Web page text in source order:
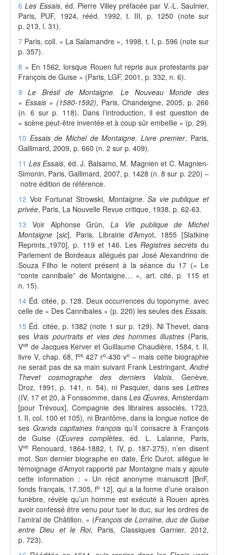
6 Les Essais, éd. Pierre Villey préfacée par V.-L. Saulnier,
Paris, PUF, 1924, rééd. 1992, t. III, p. 1250 (note sur
p. 213, l. 31).
7 Paris, coll. « La Salamandre », 1998, t. I, p. 596 (note sur
p. 357).
8 « En 1562, lorsque Rouen fut repris aux protestants par
François de Guise » (Paris, LGF, 2001, p. 332, n. 6).
9
Le Brésil de Montaigne. Le Nouveau Monde des
« Essais » (1580-1592), Paris, Chandeigne, 2005, p. 266
(n. 6 sur p. 118). Dans l’introduction, il est question de
« scène peut-être inventée et à coup sûr embellie » (p. 29).
10 Essais de Michel de Montaigne. Livre premier, Paris,
Gallimard, 2009, p. 660 (n. 2 sur p. 409).
11 Les Essais, éd. J. Balsamo, M. Magnien et C. Magnien-
Simonin, Paris, Gallimard, 2007, p. 1428 (n. 8 sur p. 220) –
notre édition de référence.
12 Voir Fortunat Strowski, Montaigne. Sa vie publique et
privée, Paris, La Nouvelle Revue critique, 1938, p. 62-63.
13 Voir Alphonse Grün, La Vie publique de Michel
Montaigne [sic], Paris, Librairie d’Amyot, 1855 [Slatkine
Reprints.,1970], p. 119 et 146. Les Registres secrets du
Parlement de Bordeaux allégués par José Alexandrino de
Souza Filho le notent présent à la séance du 17 (« Le
“conte cannibale” de Montaigne… », art. cité, p. 115 et
n. 15).
14 Éd. citée, p. 128. Deux occurrences du toponyme, avec
celle de « Des Cannibales » (p. 220) les seules des Essais.
15 Éd. citée, p. 1382 (note 1 sur p. 129). Ni Thevet, dans
ses Vrais pourtraits et vies des hommes illustres (Paris,
Vve de Jacques Kerver et Guillaume Chaudière, 1584, t. II,
livre V, chap. 68, fos 427 ro-430 vo – mais cette biographie
ne serait pas de sa main suivant Frank Lestringant,André
Thevet cosmographe des derniers Valois, Genève,
Droz, 1991, p. 141, n. 54), ni Pasquier, dans ses Lettres
(IV, 17 et 20, à Fonssomme, dans Les Œuvres, Amsterdam
[pour Trévoux], Compagnie des libraires associés, 1723,
t. II, col. 100 et 105), ni Brantôme, dans la longue notice de
ses Grands capitaines françois qu’il consacre à François
de Guise (Œuvres complètes, éd. L. Lalanne, Paris,
Vve Renouard, 1864-1882, t. IV, p. 187-275), n’en disent
mot. Son dernier biographe en date, Éric Durot, allègue le
témoignage d’Amyot rapporté par Montaigne mais y ajoute
cette information : « Un récit anonyme manuscrit [BnF,
fonds français, 17.305, fo 12], qui a la forme d’une oraison
funèbre, révèle qu’un homme est exécuté à Rouen après
avoir confessé être venu pour tuer le duc, sur les ordres de
l’amiral de Châtillon. » (François de Lorraine, duc de Guise
entre Dieu et le Roi, Paris, Classiques Garnier, 2012,
p. 723).